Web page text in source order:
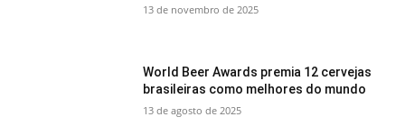
13 de novembro de 2025
World Beer Awards premia 12 cervejas
brasileiras como melhores do mundo
13 de agosto de 2025